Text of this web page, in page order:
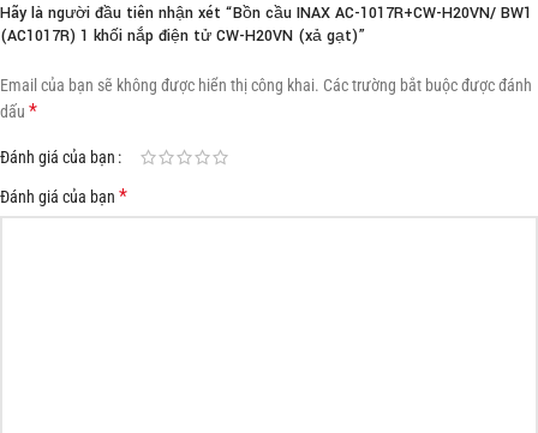
Hãy là người đầu tiên nhận xét “Bồn cầu INAX AC-1017R+CW-H20VN/ BW1
(AC1017R) 1 khối nắp điện tử CW-H20VN (xả gạt)”
Email của bạn sẽ không được hiển thị công khai. Các trường bắt buộc được đánh
dấu *
Đánh giá của bạn
Đánh giá của bạn *